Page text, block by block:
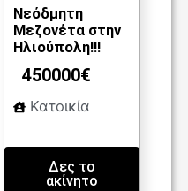
86
3
2
Νεόδμητη
Μεζονέτα στην
Ηλιούπολη!!!
450000€
Κατοικία
Δες το
ακίνητο